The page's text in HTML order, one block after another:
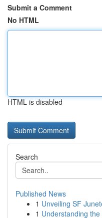
Submit a Comment
No HTML
HTML is disabled
Search
Published News
1 Unveiling SF
1 Understanding